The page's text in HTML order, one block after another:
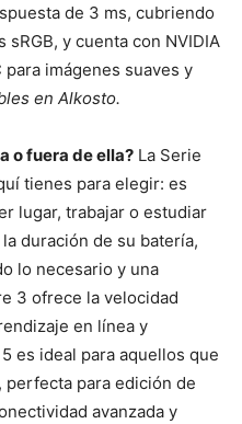
de 3 ms, cubriendo
sRGB, y cuenta con NVIDIA
para imágenes suaves y
en Alkosto.
o fuera de ella? La Serie
tienes para elegir: es
lugar, trabajar o estudiar
duración de su batería,
lo necesario y una
3 ofrece la velocidad
en línea y
es ideal para aquellos que
para edición de
avanzada y